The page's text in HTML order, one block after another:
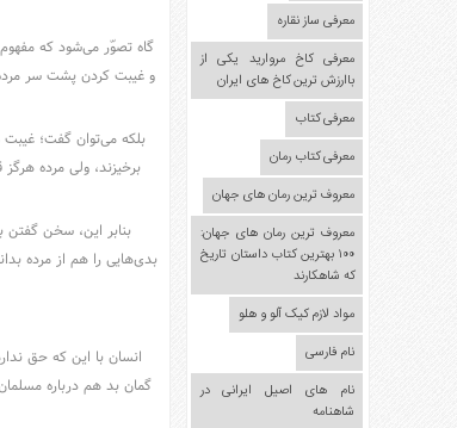
معرفی ساز نقاره
معرفی کاخ مروارید یکی از
باارزش ترین کاخ های ایران
معرفی کتاب
معرفی کتاب رمان
معروف ترین رمان های جهان
معروف ترین رمان های جهان:
۱۰۰ بهترین کتاب داستان تاریخ
که شاهکارند
مواد لازم کیک آلو و هلو
نام فارسی
نام های اصیل ایرانی در
شاهنامه
و غیبت کردن پشت سر مرده
بلکه می‌توان گفت؛ غیبت
برخیزند، ولى مرده
بنابر این، سخن گفتن
انسان با این که حق
گمان بد هم درباره